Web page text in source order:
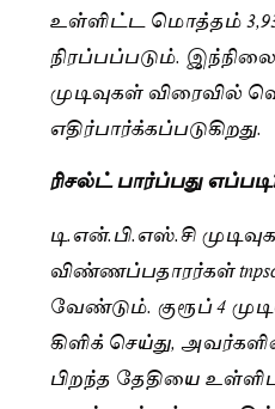
உள்ளிட்ட மொத்தம்
நிரப்பப்படும்.
முடிவுகள் விரைவில்
எதிர்பார்க்கப்படுகிறது.
ரிசல்ட் பார்ப்பது
டி.என்.பி.எஸ்.சி
விண்ணப்பதாரர்கள்
வேண்டும். குரூப் 4
கிளிக் செய்து,
பிறந்த தேதியை